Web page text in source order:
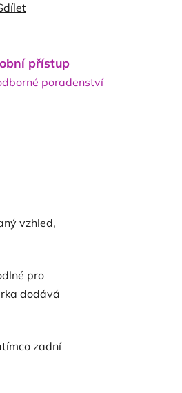
přístup
poradenství
vzhled,
pro
dodává
zadní